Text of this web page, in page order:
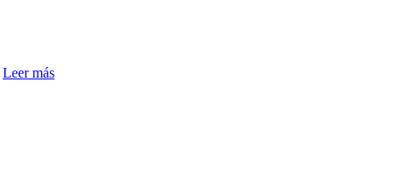
Leer más